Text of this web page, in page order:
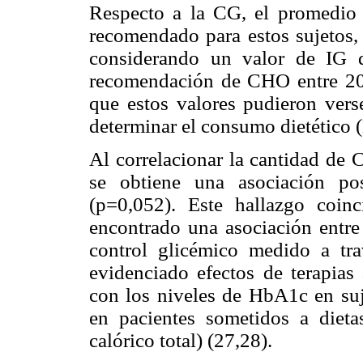
Respecto a la CG, el
recomendado para estos
considerando un valor de
recomendación de CHO entre
que estos valores pudieron
determinar el consumo
Al correlacionar la cantidad de
se obtiene una asociación
(p=0,052). Este hallazgo
encontrado una asociación
control glicémico medido a
evidenciado efectos de
con los niveles de HbA1c en
en pacientes sometidos a
calórico total) (27,28).